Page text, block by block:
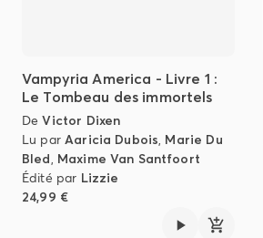
Vampyria America - Livre 1 :
Le Tombeau des immortels
DeVictor Dixen
Lu parAaricia Dubois, Marie Du
Bled, Maxime Van Santfoort
Édité par Lizzie
24,99 €